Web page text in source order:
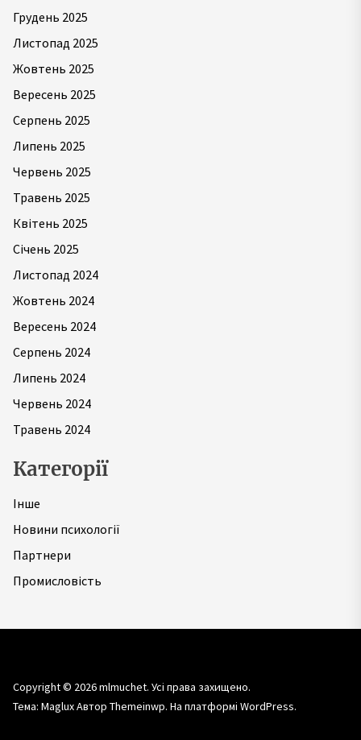
Грудень 2025
Листопад 2025
Жовтень 2025
Вересень 2025
Серпень 2025
Липень 2025
Червень 2025
Травень 2025
Квітень 2025
Січень 2025
Листопад 2024
Жовтень 2024
Вересень 2024
Серпень 2024
Липень 2024
Червень 2024
Травень 2024
Категорії
Інше
Новини психології
Партнери
Промисловість
Copyright © 2026mlmuchet. Усі права захищено.
Тема: Maglux Автор Themeinwp. На платформі WordPress.